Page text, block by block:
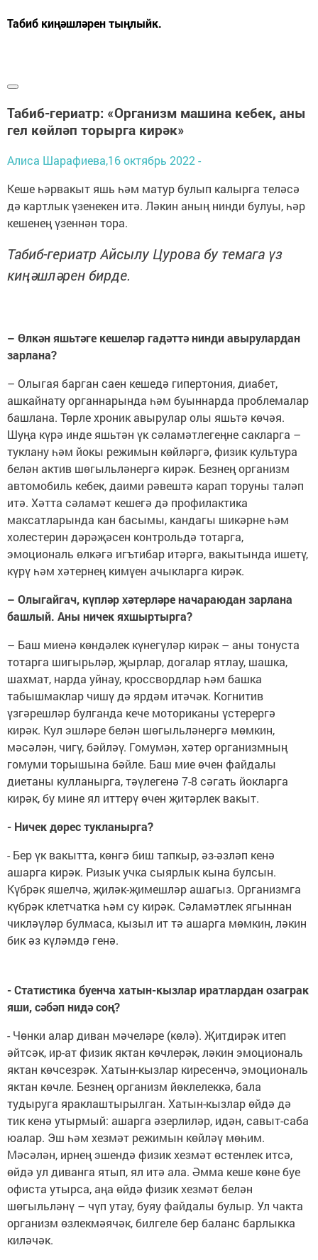
Табиб киңәшләрен тыңлыйк.
Табиб-гериатр: «Организм машина кебек, аны
гел көйләп торырга кирәк»
Алиса Шарафиева,16 октябрь 2022 -
Кеше һәрвакыт яшь һәм матур булып калырга теләсә
дә картлык үзенекен итә. Ләкин аның нинди булуы, һәр
кешенең үзеннән тора.
Табиб-гериатр Айсылу Цурова бу темага үз
киңәшләрен бирде.
– Өлкән яшьтәге кешеләр гадәттә нинди авырулардан
зарлана?
– Олыгая барган саен кешедә гипертония, диабет,
ашкайнату органнарында һәм буыннарда проблемалар
башлана. Төрле хроник авырулар олы яшьтә көчәя.
Шуңа күрә инде яшьтән үк сәламәтлегеңне сакларга –
туклану һәм йокы режимын көйләргә, физик культура
белән актив шөгыльләнергә кирәк. Безнең организм
автомобиль кебек, даими рәвештә карап торуны таләп
итә. Хәтта сәламәт кешегә дә профилактика
максатларында кан басымы, кандагы шикәрне һәм
холестерин дәрәҗәсен контрольдә тотарга,
эмоциональ өлкәгә игътибар итәргә, вакытында ишетү,
күрү һәм хәтернең кимүен ачыкларга кирәк.
– Олыгайгач, күпләр хәтерләре начараюдан зарлана
башлый. Аны ничек яхшыртырга?
– Баш миенә көндәлек күнегүләр кирәк – аны тонуста
тотарга шигырьләр, җырлар, догалар ятлау, шашка,
шахмат, нарда уйнау, кроссвордлар һәм башка
табышмаклар чишү дә ярдәм итәчәк. Когнитив
үзгәрешләр булганда кече моториканы үстерергә
кирәк. Кул эшләре белән шөгыльләнергә мөмкин,
мәсәлән, чигү, бәйләү. Гомумән, хәтер организмның
гомуми торышына бәйле. Баш мие өчен файдалы
диетаны кулланырга, тәүлегенә 7-8 сәгать йокларга
кирәк, бу мине ял иттерү өчен җитәрлек вакыт.
- Ничек дөрес тукланырга?
- Бер үк вакытта, көнгә биш тапкыр, әз-әзләп кенә
ашарга кирәк. Ризык учка сыярлык кына булсын.
Күбрәк яшелчә, җиләк-җимешләр ашагыз. Организмга
күбрәк клетчатка һәм су кирәк. Сәламәтлек ягыннан
чикләүләр булмаса, кызыл ит тә ашарга мөмкин, ләкин
бик әз күләмдә генә.
- Статистика буенча хатын-кызлар иратлардан озаграк
яши, сәбәп нидә соң?
- Чөнки алар диван мәчеләре (көлә). Җитдирәк итеп
әйтсәк, ир-ат физик яктан көчлерәк, ләкин эмоциональ
яктан көчсезрәк. Хатын-кызлар киресенчә, эмоциональ
яктан көчле. Безнең организм йөклелеккә, бала
тудыруга яраклаштырылган. Хатын-кызлар өйдә дә
тик кенә утырмый: ашарга әзерлиләр, идән, савыт-саба
юалар. Эш һәм хезмәт режимын көйләү мөһим.
Мәсәлән, ирнең эшендә физик хезмәт өстенлек итсә,
өйдә ул диванга ятып, ял итә ала. Әмма кеше көне буе
офиста утырса, аңа өйдә физик хезмәт белән
шөгыльләнү – чүп утау, буяу файдалы булыр. Ул чакта
организм өзлекмәячәк, билгеле бер баланс барлыкка
киләчәк.